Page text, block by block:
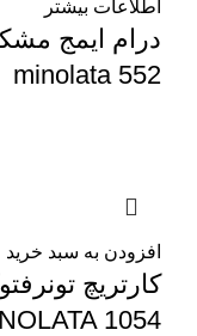
اطلاعات بیشتر
درام ایمج
minolata 552
افزودن به سبد خرید
1054